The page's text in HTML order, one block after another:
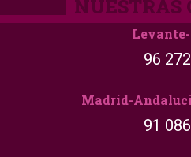
96
Madrid-
91